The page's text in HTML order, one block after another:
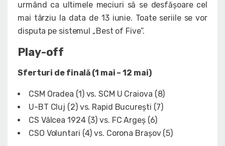
urmând ca ultimele meciuri să se desfășoare cel
mai târziu la data de 13 iunie. Toate seriile se vor
disputa pe sistemul „Best of Five”.
Play-off
Sferturi de finală (1 mai – 12 mai)
CSM Oradea (1) vs. SCM U Craiova (8)
U-BT Cluj (2) vs. Rapid București (7)
CS Vâlcea 1924 (3) vs. FC Argeș (6)
CSO Voluntari (4) vs. Corona Brașov (5)